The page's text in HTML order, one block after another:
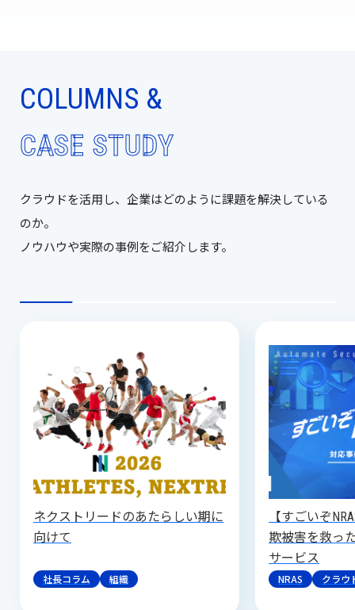
COLUMNS &
CASE STUDY
クラウドを活用し、企業はどのように課題を解決している
のか。
ノウハウや実際の事例をご紹介します。
ネクストリードのあたらしい期に
向けて
社長コラム 組織
【すごいぞ
欺被害を救っ
サービス
NRAS クラウ